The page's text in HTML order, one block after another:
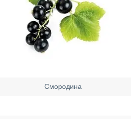
Смородина